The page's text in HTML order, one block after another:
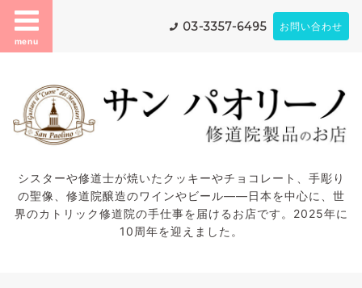
menu
03-3357-6495 お問い合わせ
シスターや修道士が焼いたクッキーやチョコレート、手彫り
の聖像、修道院醸造のワインやビール——日本を中心に、世
界のカトリック修道院の手仕事を届けるお店です。2025年に
10周年を迎えました。